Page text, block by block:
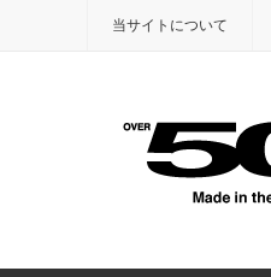
当サイトについて